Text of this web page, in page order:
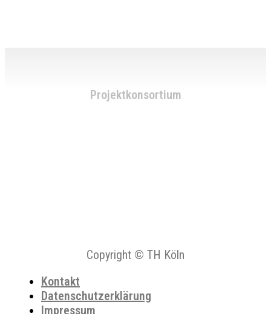
Projektkonsortium
Copyright © TH Köln
Kontakt
Datenschutzerklärung
Impressum